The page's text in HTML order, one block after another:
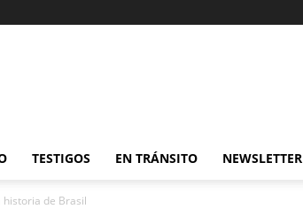
TESTIGOS EN TRÁNSITO NEWSLETTER
historia de Brasil